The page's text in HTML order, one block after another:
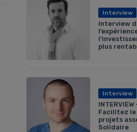
Interview
Interview
plus
Interview
Facilitez le
projets
Solidaire